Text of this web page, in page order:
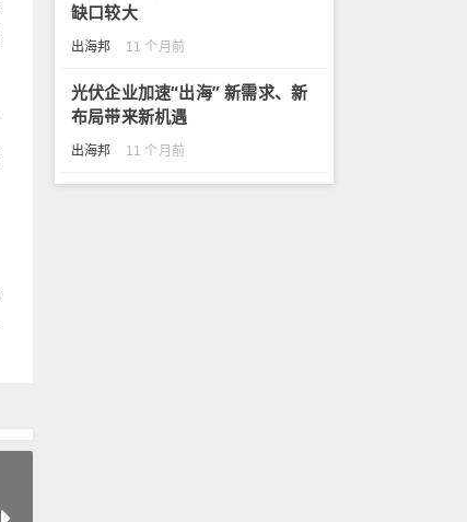
缺口较大
出海邦 11 个月前
光伏企业加速“出海” 新需求、新
布局带来新机遇
出海邦 11 个月前